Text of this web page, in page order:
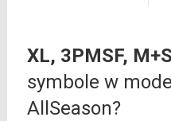
XL, 3PMSF, M+S
symbole w
AllSeason?